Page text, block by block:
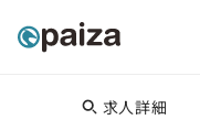
転職・キャリア求人詳細